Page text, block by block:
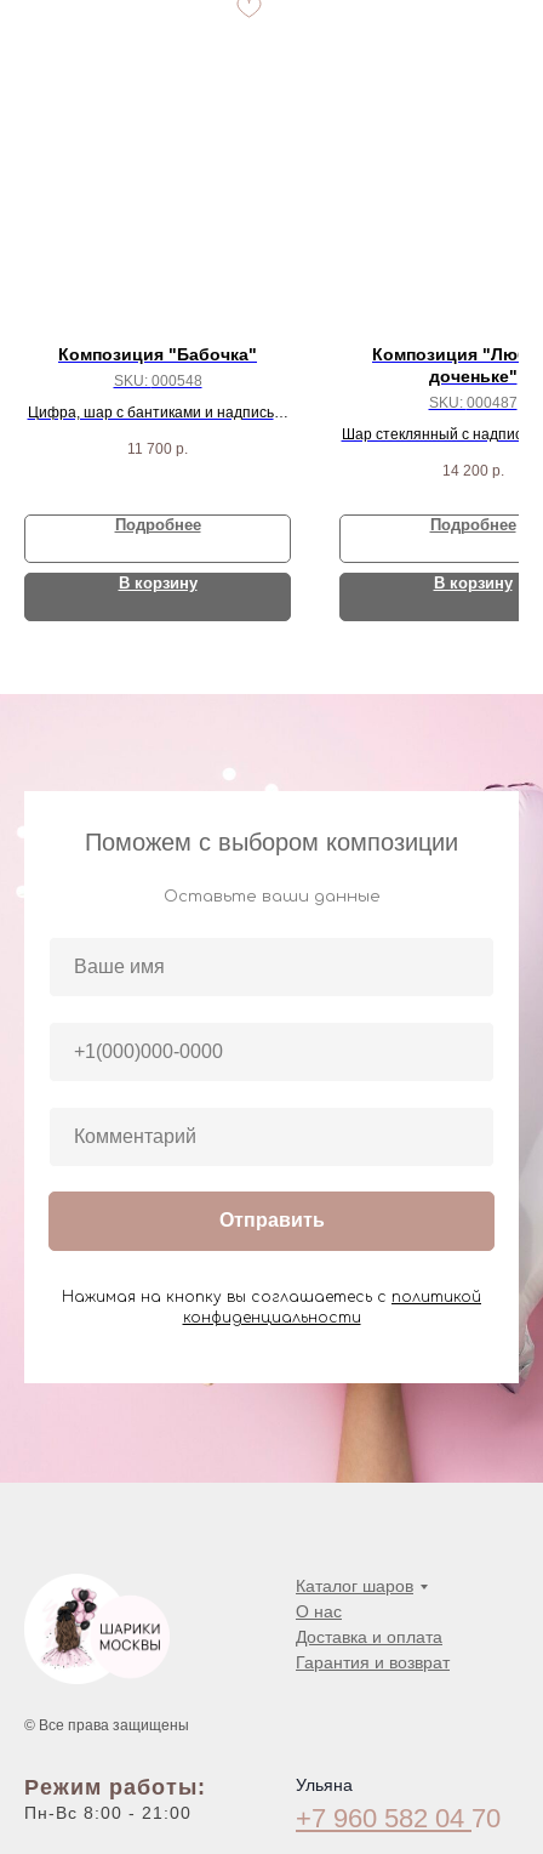
Композиция "Бабочка"
SKU: 000548
Цифра, шар с бантиками и надписью,
11 700 р.
Подробнее
В корзину
Композиция
доченьке"
SKU: 000487
Шар стеклянный с
14 200 р.
Подробнее
В корзину
Поможем с выбором композиции
Оставьте ваши данные
Отправить
Нажимая на кнопку вы соглашаетесь с политикой
конфиденциальности
© Все права защищены
Каталог шаров
О нас
Доставка и оплата
Гарантия и возврат
Режим работы:
Пн-Вс 8:00 - 21:00
Ульяна
+7 960 582 04 70